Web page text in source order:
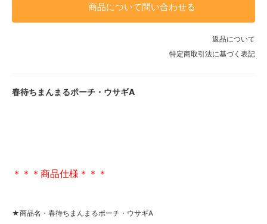
商品について問い合わせる
返品について
特定商取引法に基づく表記
春待ちまんまるポーチ・ウサギA
＊＊＊商品仕様＊＊＊
★商品名・春待ちまんまるポーチ・ウサギA